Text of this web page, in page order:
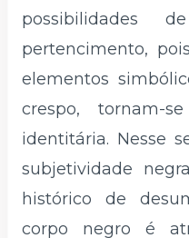
possibilidades
pertencimento,
elementos
crespo, tornam-
identitária. Nesse
subjetividade
histórico de
corpo negro é